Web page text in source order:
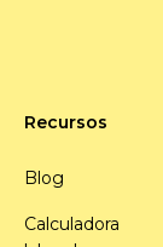
Recursos
Blog
Calculadora